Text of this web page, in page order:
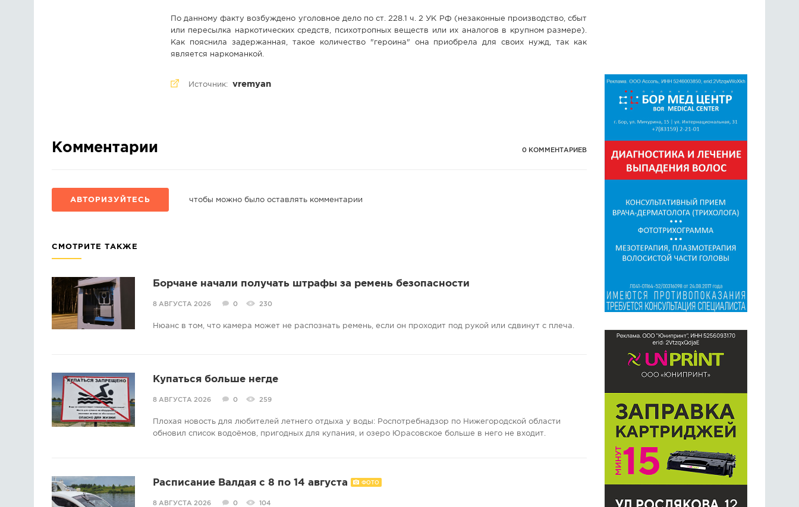
По данному факту возбуждено уголовное дело по ст. 228.1 ч. 2 УК РФ (незаконные производство, сбыт
или пересылка наркотических средств, психотропных веществ или их аналогов в крупном размере).
Как пояснила задержанная, такое количество "героина" она приобрела для своих нужд, так как
является наркоманкой.
Источник: vremyan
Комментарии 0 КОММЕНТАРИЕВ
АВТОРИЗУЙТЕСЬ чтобы можно было оставлять комментарии
СМОТРИТЕ ТАКЖЕ
Борчане начали получать штрафы за ремень безопасности
8 АВГУСТА 2026 0 230
Нюанс в том, что камера может не распознать ремень, если он проходит под рукой или сдвинут с плеча.
Купаться больше негде
8 АВГУСТА 2026 0 259
Плохая новость для любителей летнего отдыха у воды: Роспотребнадзор по Нижегородской области
обновил список водоёмов, пригодных для купания, и озеро Юрасовское больше в него не входит.
Расписание Валдая с 8 по 14 августа ФОТО
8 АВГУСТА 2026 0 104